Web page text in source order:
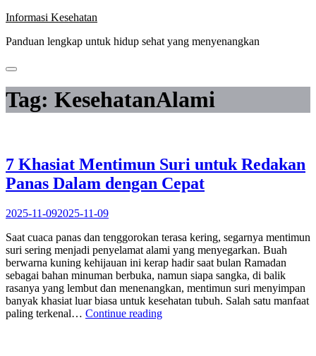
Skip
content
Informasi Kesehatan
Panduan lengkap untuk hidup sehat yang menyenangkan
Tag: KesehatanAlami
7 Khasiat Mentimun Suri untuk Redakan
Panas Dalam dengan Cepat
2025-11-092025-11-09
Saat cuaca panas dan tenggorokan terasa kering, segarnya mentimun
suri sering menjadi penyelamat alami yang menyegarkan. Buah
berwarna kuning kehijauan ini kerap hadir saat bulan Ramadan
sebagai bahan minuman berbuka, namun siapa sangka, di balik
rasanya yang lembut dan menenangkan, mentimun suri menyimpan
banyak khasiat luar biasa untuk kesehatan tubuh. Salah satu manfaat
paling terkenal… Continue reading“7